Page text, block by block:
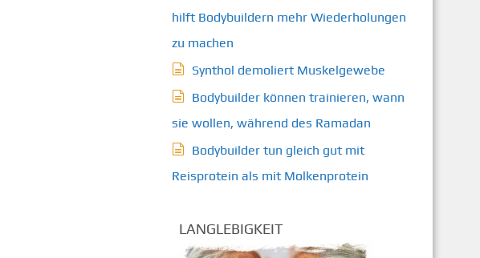
hilft Bodybuildern mehr Wiederholungen
zu machen
Synthol demoliert Muskelgewebe
Bodybuilder können trainieren, wann
sie wollen, während des Ramadan
Bodybuilder tun gleich gut mit
Reisprotein als mit Molkenprotein
LANGLEBIGKEIT